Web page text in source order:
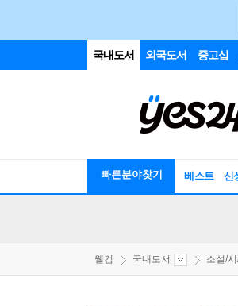
국내도서 외국도서 중고샵
빠른분야찾기 베스트 신
웰컴 국내도서 소설/